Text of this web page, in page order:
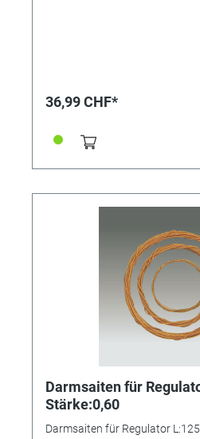
36,99 CHF*
Darmsaiten für
Stärke:0,60
Darmsaiten für Regulator